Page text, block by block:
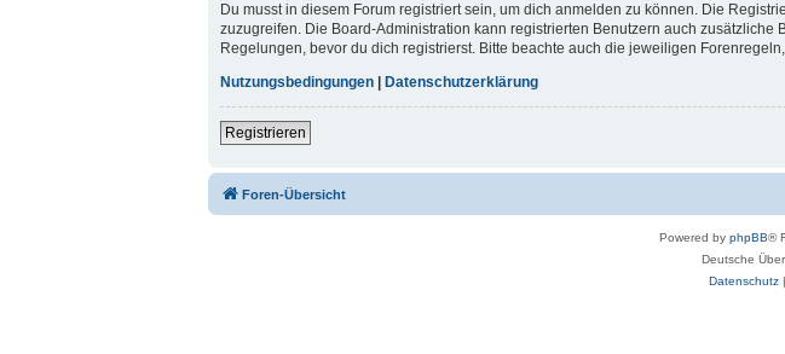
Du musst in diesem Forum registriert sein, um dich anmelden zu können. Die
zuzugreifen. Die Board-Administration kann registrierten Benutzern auch
Regelungen, bevor du dich registrierst. Bitte beachte auch die jeweiligen
Nutzungsbedingungen
Datenschutzerklärung
Registrieren
Foren-Übersicht
Powered by phpBB®
Deutsche
Datenschutz|